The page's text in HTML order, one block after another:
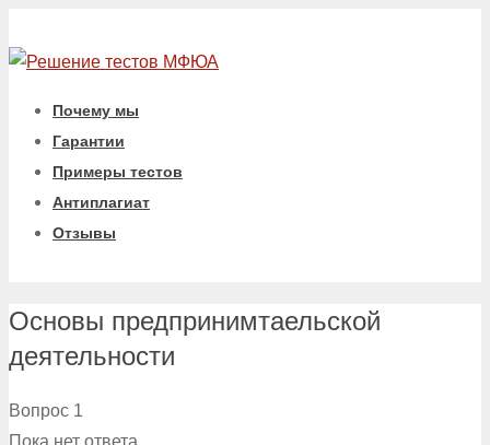
Почему мы
Гарантии
Примеры тестов
Антиплагиат
Отзывы
Основы предпринимтаельской
деятельности
Вопрос 1
Пока нет ответа